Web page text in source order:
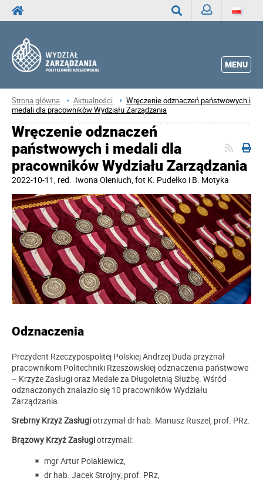
MENU
Strona główna Aktualności
Wręczenie odznaczeń państwowych i
medali dla pracowników Wydziału Zarządzania
Wręczenie odznaczeń
państwowych i medali dla
pracowników Wydziału Zarządzania
2022-10-11, red. Iwona Oleniuch, fot K. Pudełko i B. Motyka
Odznaczenia
Prezydent Rzeczypospolitej Polskiej Andrzej Duda przyznał
pracownikom Politechniki Rzeszowskiej odznaczenia państwowe
– Krzyże Zasługi oraz Medale za Długoletnią Służbę. Wśród
odznaczonych znalazło się 10 pracowników Wydziału
Zarządzania.
Srebrny Krzyż Zasługiotrzymał dr hab. Mariusz Ruszel, prof. PRz.
Brązowy Krzyż Zasługiotrzymali:
mgr Artur Polakiewicz,
dr hab. Jacek Strojny, prof. PRz,